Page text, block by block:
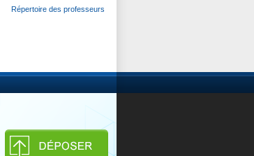
Répertoire des professeurs